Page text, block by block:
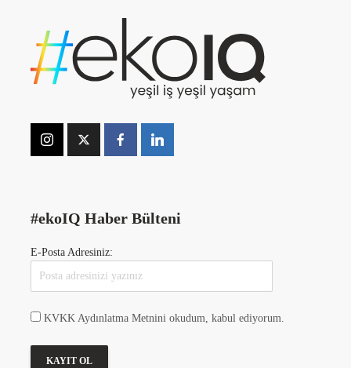
#ekoIQ Haber Bülteni
E-Posta Adresiniz:
KVKK Aydınlatma Metnini okudum, kabul ediyorum.